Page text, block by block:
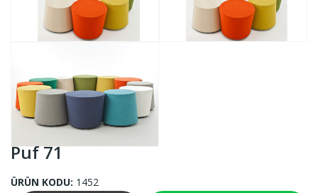
Puf 71
ÜRÜN KODU: 1452